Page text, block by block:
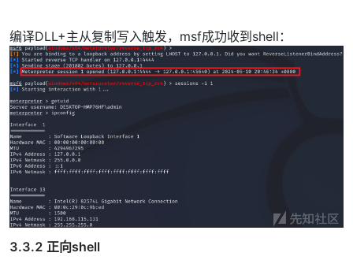
编译DLL+主从复制写入触发，msf成功收到shell：
3.3.2 正向shell